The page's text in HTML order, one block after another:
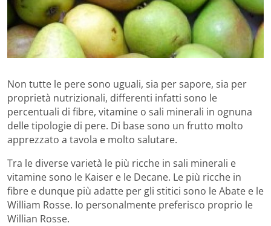
Non tutte le pere sono uguali, sia per sapore, sia per
proprietà nutrizionali, differenti infatti sono le
percentuali di fibre, vitamine o sali minerali in ognuna
delle tipologie di pere. Di base sono un frutto molto
apprezzato a tavola e molto salutare.
Tra le diverse varietà le più ricche in sali minerali e
vitamine sono le Kaiser e le Decane. Le più ricche in
fibre e dunque più adatte per gli stitici sono le Abate e le
William Rosse. Io personalmente preferisco proprio le
Willian Rosse.